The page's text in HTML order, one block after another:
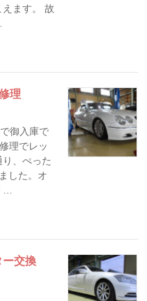
えます。 故
理
御入庫で
理でレッ
、ぺった
した。オ
…
ー交換